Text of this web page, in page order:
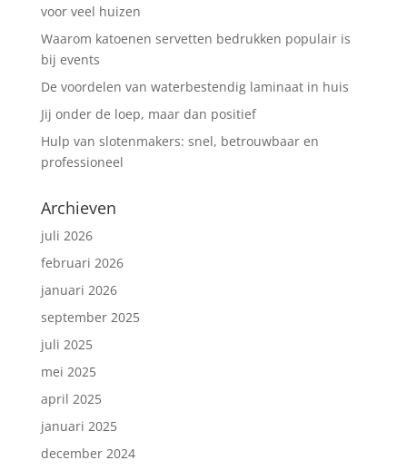
voor veel huizen
Waarom katoenen servetten bedrukken populair is
bij events
De voordelen van waterbestendig laminaat in huis
Jij onder de loep, maar dan positief
Hulp van slotenmakers: snel, betrouwbaar en
professioneel
Archieven
juli 2026
februari 2026
januari 2026
september 2025
juli 2025
mei 2025
april 2025
januari 2025
december 2024